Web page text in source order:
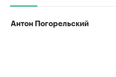
Антон Погорельский